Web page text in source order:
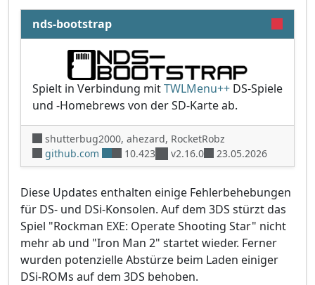
nds-bootstrap
Spielt in Verbindung mitTWLMenu++ DS-Spiele
und -Homebrews von der SD-Karte ab.
shutterbug2000, ahezard, RocketRobz
github.com
10.423 v2.16.0 23.05.2026
Diese Updates enthalten einige Fehlerbehebungen
für DS- und DSi-Konsolen. Auf dem 3DS stürzt das
Spiel "Rockman EXE: Operate Shooting Star" nicht
mehr ab und "Iron Man 2" startet wieder. Ferner
wurden potenzielle Abstürze beim Laden einiger
DSi-ROMs auf dem 3DS behoben.